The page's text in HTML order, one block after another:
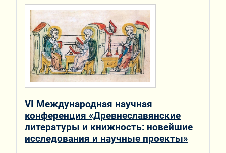
VI Международная научная
конференция «Древнеславянские
литературы и книжность: новейшие
исследования и научные проекты»